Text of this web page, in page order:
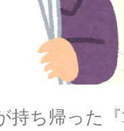
持ち帰った